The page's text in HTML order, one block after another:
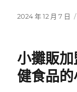
發
2024 年 12 月 7 日
小攤販
健食品